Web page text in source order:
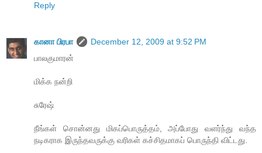
Reply
கானா பிரபா
December 12, 2009 at 9:52 PM
பாலகுமாரன்
மிக்க நன்றி
சுரேஷ்
நீங்கள் சொன்னது மிகப்பொருத்தம், அப்போது வளர்ந்து வந்த
நடிகராக இருந்தவருக்கு வரிகள் கச்சிதமாகப் பொருந்தி விட்டது.